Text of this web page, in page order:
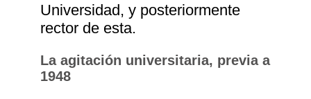
Universidad, y posteriormente
rector de esta.
La agitación universitaria, previa a
1948